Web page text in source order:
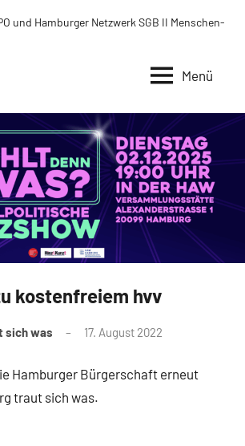
und Hamburger Netzwerk SGB II Menschen-
Menü
kostenfreiem hvv
sich was 17. August 2022
Hamburger Bürgerschaft erneut
traut sich was.